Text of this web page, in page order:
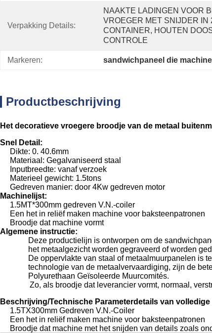
Verpakking Details:
NAAKTE LADINGEN VOOR
VROEGER MET SNIJDER IN
CONTAINER, HOUTEN
CONTROLE
Markeren: sandwichpaneel die
Productbeschrijving
Het decoratieve vroegere broodje van de metaal
Snel Detail:
Dikte: 0. 40.6mm
Materiaal: Gegalvaniseerd staal
Inputbreedte: vanaf verzoek
Materieel gewicht: 1.5tons
Gedreven manier: door 4Kw gedreven motor
Machinelijst:
1.5MT*300mm gedreven V.N.-coiler
Een het in reliëf maken machine voor baksteenpatronen
Broodje dat machine vormt
Algemene instructie:
Deze productielijn is ontworpen om de
het metaalgezicht worden gegraveerd of worden
De oppervlakte van staal of metaalmuurpanelen is
technologie van de metaalvervaardiging, zijn de
Polyurethaan Geïsoleerde Muurcomités.
Zo, als broodje dat leverancier vormt, normaal,
Beschrijving/Technische Parameterdetails van volledige
1.5TX300mm Gedreven V.N.-Coiler
Een het in reliëf maken machine voor baksteenpatronen
Broodje dat machine met het snijden van details zoals